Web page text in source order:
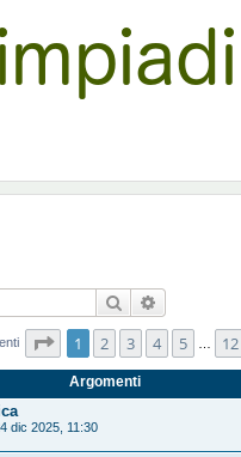
Cerca
Pagina1 di12
1 2 3 4 5 12
Argomenti
dic 2025, 11:30